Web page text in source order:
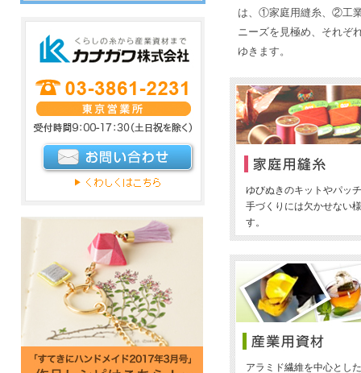
は、①家庭用縫糸、②工
ニーズを見極め、それぞ
ゆきます。
ゆびぬきのキットやパッ
手づくりには欠かせない
す。
アラミド繊維を中心とし